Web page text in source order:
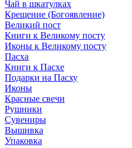
Чай в шкатулках
Крещение (Богоявление)
Великий пост
Книги к Великому посту
Иконы к Великому посту
Пасха
Книги к Пасхе
Подарки на Пасху
Иконы
Красные свечи
Рушники
Сувениры
Вышивка
Упаковка